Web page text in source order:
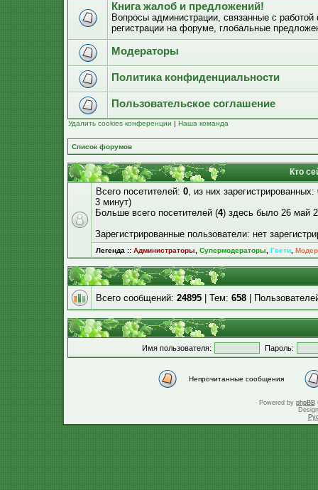
Книга жалоб и предложений!
Вопросы администрации, связанные с
регистрации на форуме, глобальные
Модераторы
Политика конфиденциальности
Пользовательское соглашение
Удалить cookies конференции | Наша команда
Список форумов
Кто
Всего посетителей: 0, из них
3 минут)
Больше всего посетителей (4) здесь было 26 май
Зарегистрированные пользователи: нет
Легенда :: Администраторы Супермодераторы Гости
Всего сообщений: 24895 | Тем: 658 |
Имя пользователя: Пароль:
Непрочитанные сообщения
Powered by phpBB